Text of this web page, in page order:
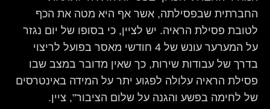
החברתית שבפסילתה, אשר אף היא מטה את הכף
לטובת פסילת הראיה. יש לציין, כי בסופו של יום נגזר
על המערער עונש של 4 חודשי מאסר בפועל לריצוי
בדרך של עבודות שירות, כך שאין מדובר במצב שבו
פסילת הראיה עלולה לפגוע יתר על המידה באינטרסים
של לחימה בפשע והגנה על שלום הציבור", ציין.